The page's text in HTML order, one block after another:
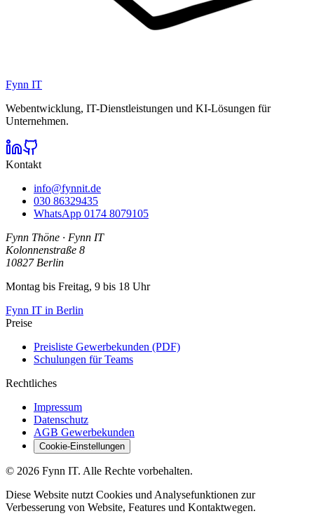
Fynn IT
Webentwicklung, IT-Dienstleistungen und KI-Lösungen für
Unternehmen.
Kontakt
info@fynnit.de
030 86329435
WhatsApp 0174 8079105
Fynn Thöne · Fynn IT
Kolonnenstraße 8
10827 Berlin
Montag bis Freitag, 9 bis 18 Uhr
Fynn IT in Berlin
Preise
Preisliste Gewerbekunden (PDF)
Schulungen für Teams
Rechtliches
Impressum
Datenschutz
AGB Gewerbekunden
Cookie-Einstellungen
© 2026 Fynn IT. Alle Rechte vorbehalten.
Diese Website nutzt Cookies und Analysefunktionen zur
Verbesserung von Website, Features und Kontaktwegen.